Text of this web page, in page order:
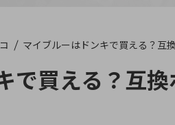
マイブルーはドンキで買える？互
で買える？互